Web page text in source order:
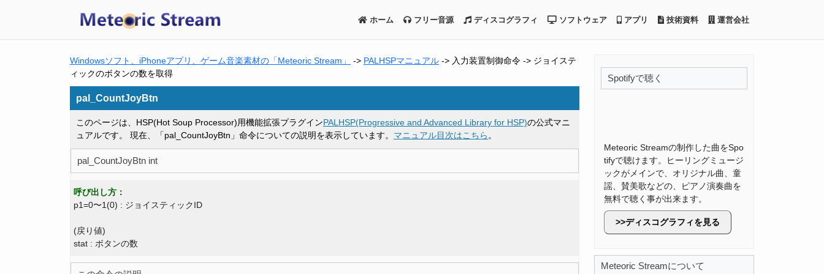
ホーム フリー音源 ディスコグラフィ ソフトウェア アプリ 技術資料 運営会社
Windowsソフト、iPhoneアプリ、ゲーム音楽素材の「Meteoric Stream」 -> PALHSPマニュアル -> 入力装置制御命令 -> ジョイステ
ィックのボタンの数を取得
pal_CountJoyBtn
このページは、HSP(Hot Soup Processor)用機能拡張プラグインPALHSP(Progressive and Advanced Library for HSP)の公式マニ
ュアルです。 現在、「pal_CountJoyBtn」命令についての説明を表示しています。 マニュアル目次はこちら 。
pal_CountJoyBtn int
呼び出し方：
p1=0〜1(0) : ジョイスティックID
(戻り値)
stat : ボタンの数
Spotifyで聴く
Meteoric Streamの制作した曲をSpo
tifyで聴けます。ヒーリングミュージ
ックがメインで、オリジナル曲、童
謡、賛美歌などの、ピアノ演奏曲を
無料で聴く事が出来ます。
ディスコグラフィを見る
Meteoric Streamについて